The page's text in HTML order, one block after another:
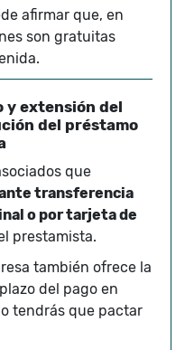
afirmar que, en
son gratuitas
y extensión del
del préstamo
que
transferencia
o por tarjeta de
prestamista.
también ofrece la
del pago en
tendrás que pactar